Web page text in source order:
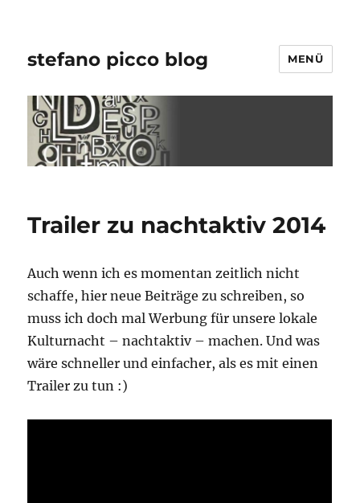
stefano picco blog MENÜ
Trailer zu nachtaktiv 2014
Auch wenn ich es momentan zeitlich nicht
schaffe, hier neue Beiträge zu schreiben, so
muss ich doch mal Werbung für unsere lokale
Kulturnacht – nachtaktiv – machen. Und was
wäre schneller und einfacher, als es mit einen
Trailer zu tun :)